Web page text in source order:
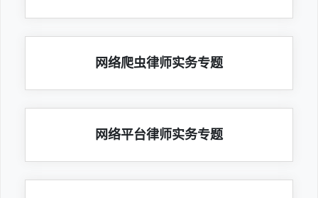
网络爬虫律师实务专题
网络平台律师实务专题